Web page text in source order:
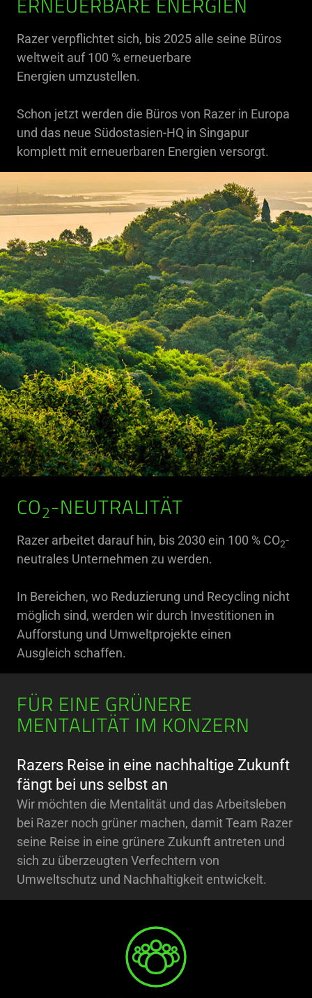
ERNEUERBARE ENERGIEN
Razer verpflichtet sich, bis 2025 alle seine Büros
weltweit auf 100 % erneuerbare
Energien umzustellen.
Schon jetzt werden die Büros von Razer in Europa
und das neue Südostasien-HQ in Singapur
komplett mit erneuerbaren Energien versorgt.
CO2-NEUTRALITÄT
Razer arbeitet darauf hin, bis 2030 ein 100 % CO2-
neutrales Unternehmen zu werden.
In Bereichen, wo Reduzierung und Recycling nicht
möglich sind, werden wir durch Investitionen in
Aufforstung und Umweltprojekte einen
Ausgleich schaffen.
FÜR EINE GRÜNERE
MENTALITÄT IM KONZERN
Razers Reise in eine nachhaltige Zukunft
fängt bei uns selbst an
Wir möchten die Mentalität und das Arbeitsleben
bei Razer noch grüner machen, damit Team Razer
seine Reise in eine grünere Zukunft antreten und
sich zu überzeugten Verfechtern von
Umweltschutz und Nachhaltigkeit entwickelt.